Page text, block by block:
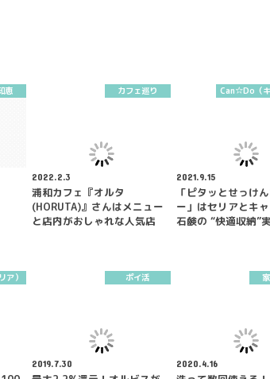
恵 カフェ巡り
2022.2.3
浦和カフェ『オルタ
(HORUTA)』さんはメニュー
と店内がおしゃれな人気店
Can☆Do（キ
2021.9.15
「ピタッとせっけ
ー」はセリアとキャ
石鹸の “快適収納”
ア） ポイ活
2019.7.30 2020.4.16